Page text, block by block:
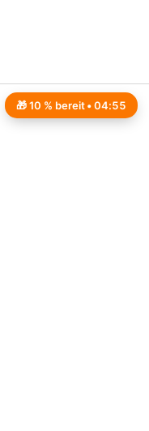
🎁 10 % bereit •04:54